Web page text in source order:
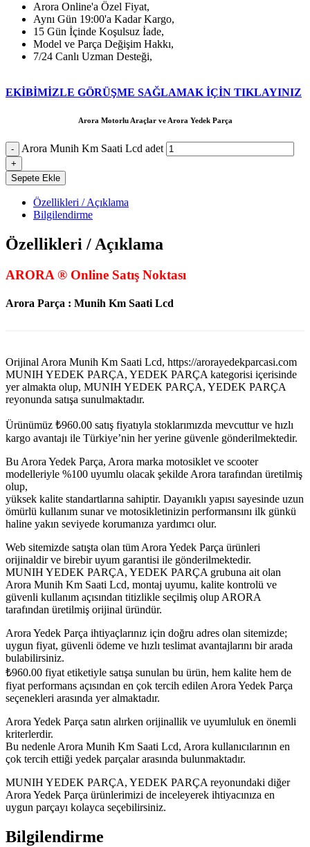
Arora Online'a Özel Fiyat,
Aynı Gün 19:00'a Kadar Kargo,
15 Gün İçinde Koşulsuz İade,
Model ve Parça Değişim Hakkı,
7/24 Canlı Uzman Desteği,
EKİBİMİZLE GÖRÜŞME SAĞLAMAK İÇİN TIKLAYINIZ
Arora Motorlu Araçlar ve Arora Yedek Parça
Arora Munih Km Saati Lcd adet
Sepete Ekle
Özellikleri / Açıklama
Bilgilendirme
Özellikleri / Açıklama
ARORA ® Online Satış Noktası
Arora Parça : Munih Km Saati Lcd
Orijinal Arora Munih Km Saati Lcd, https://arorayedekparcasi.com
MUNIH YEDEK PARÇA, YEDEK PARÇA kategorisi içerisinde
yer almakta olup, MUNIH YEDEK PARÇA, YEDEK PARÇA
reyonunda satışa sunulmaktadır.
Ürünümüz ₺960.00 satış fiyatıyla stoklarımızda mevcuttur ve hızlı
kargo avantajı ile Türkiye’nin her yerine güvenle gönderilmektedir.
Bu Arora Yedek Parça, Arora marka motosiklet ve scooter
modelleriyle %100 uyumlu olacak şekilde Arora tarafından üretilmiş
olup,
yüksek kalite standartlarına sahiptir. Dayanıklı yapısı sayesinde uzun
ömürlü kullanım sunar ve motosikletinizin performansını ilk günkü
haline yakın seviyede korumanıza yardımcı olur.
Web sitemizde satışta olan tüm Arora Yedek Parça ürünleri
orijinaldir ve birebir uyum garantisi ile gönderilmektedir.
MUNIH YEDEK PARÇA, YEDEK PARÇA grubuna ait olan
Arora Munih Km Saati Lcd, montaj uyumu, kalite kontrolü ve
güvenli kullanım açısından titizlikle seçilmiş olup ARORA
tarafından üretilmiş orijinal üründür.
Arora Yedek Parça ihtiyaçlarınız için doğru adres olan sitemizde;
uygun fiyat, güvenli ödeme ve hızlı teslimat avantajlarını bir arada
bulabilirsiniz.
₺960.00 fiyat etiketiyle satışa sunulan bu ürün, hem kalite hem de
fiyat performans açısından en çok tercih edilen Arora Yedek Parça
seçenekleri arasında yer almaktadır.
Arora Yedek Parça satın alırken orijinallik ve uyumluluk en önemli
kriterlerdir.
Bu nedenle Arora Munih Km Saati Lcd, Arora kullanıcılarının en
çok tercih ettiği yedek parçalar arasında bulunmaktadır.
MUNIH YEDEK PARÇA, YEDEK PARÇA reyonundaki diğer
Arora Yedek Parça ürünlerimizi de inceleyerek ihtiyacınıza en
uygun parçayı kolayca seçebilirsiniz.
Bilgilendirme